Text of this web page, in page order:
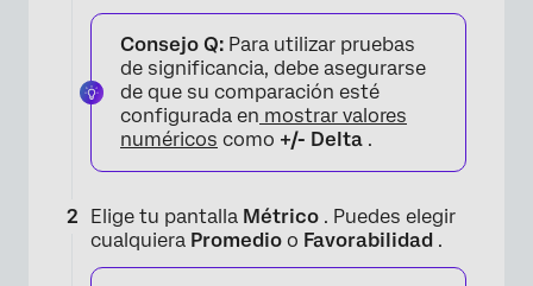
Consejo Q: Para utilizar pruebas
de significancia, debe asegurarse
de que su comparación esté
configurada en mostrar valores
numéricos como +/- Delta .
Elige tu pantalla Métrico . Puedes elegir
cualquiera Promedio o Favorabilidad .